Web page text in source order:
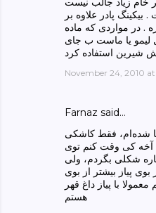
پادر علاوه بر
. در مواردی که ماده
لیمو یا ماست ب جای
شیرین استفاده کرد
November 24, 2010 at
Farnaz said…
فقط کاشکی‌
آخه کی وقت کنم توی
شکلی بگردم، ولی‌
پیاز بیشتر از بوی
با پیاز داغ قهر
هستم